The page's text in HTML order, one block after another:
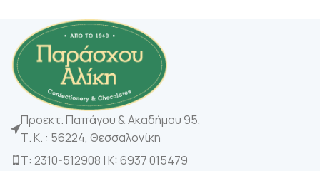
Προεκτ. Παπάγου & Ακαδήμου 95,
Τ. Κ. : 56224, Θεσσαλονίκη
Τ: 2310-512908 | K: 6937 015479